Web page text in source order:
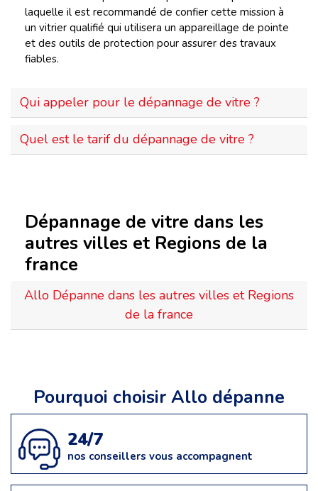
laquelle il est recommandé de confier cette mission à
un vitrier qualifié qui utilisera un appareillage de pointe
et des outils de protection pour assurer des travaux
fiables.
Qui appeler pour le dépannage de vitre ?
Quel est le tarif du dépannage de vitre ?
Dépannage de vitre dans les
autres villes et Regions de la
france
Allo Dépanne dans les autres villes et Regions
de la france
Pourquoi choisir Allo dépanne
24/7
nos conseillers vous accompagnent